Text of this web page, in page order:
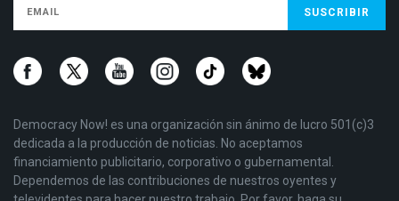
Democracy Now! es una organización sin ánimo de lucro 501(c)3
dedicada a la producción de noticias. No aceptamos
financiamiento publicitario, corporativo o gubernamental.
Dependemos de las contribuciones de nuestros oyentes y